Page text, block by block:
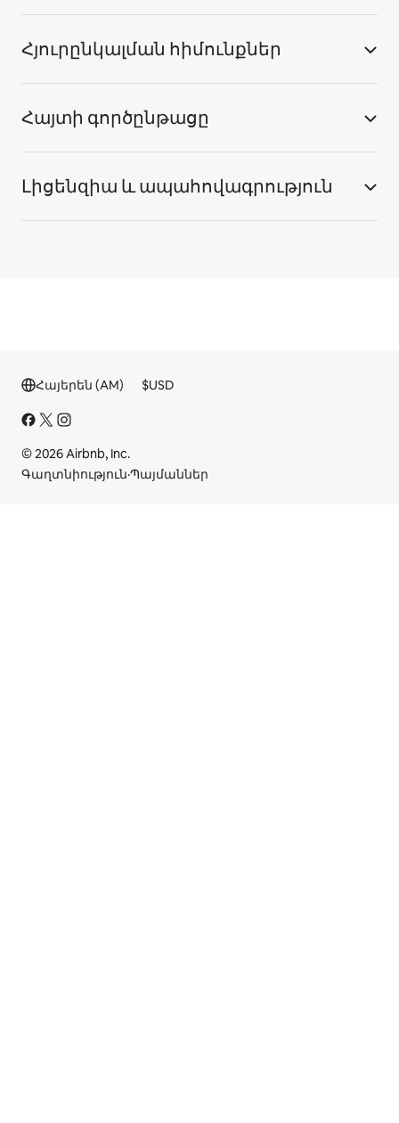
Հյուրընկալման հիմունքներ
Հայտի գործընթացը
Լիցենզիա և ապահովագրություն
Հայերեն (AM) $USD
© 2026 Airbnb, Inc.
Գաղտնիություն·Պայմաններ